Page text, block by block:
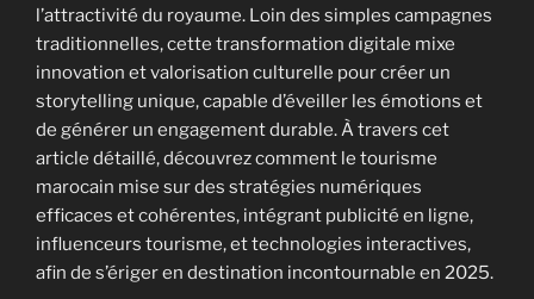
l’attractivité du royaume. Loin des simples campagnes
traditionnelles, cette transformation digitale mixe
innovation et valorisation culturelle pour créer un
storytelling unique, capable d’éveiller les émotions et
de générer un engagement durable. À travers cet
article détaillé, découvrez comment le tourisme
marocain mise sur des stratégies numériques
efficaces et cohérentes, intégrant publicité en ligne,
influenceurs tourisme, et technologies interactives,
afin de s’ériger en destination incontournable en 2025.